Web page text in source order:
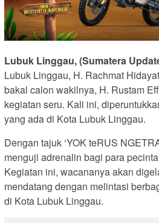
Lubuk Linggau, (Sumatera
Lubuk Linggau, H. Rachmat
bakal calon wakilnya, H. Rustam
kegiatan seru. Kali ini,
yang ada di Kota Lubuk Linggau.
Dengan tajuk ‘YOK teRUS
menguji adrenalin bagi para
Kegiatan ini, wacananya akan
mendatang dengan melintasi
di Kota Lubuk Linggau.